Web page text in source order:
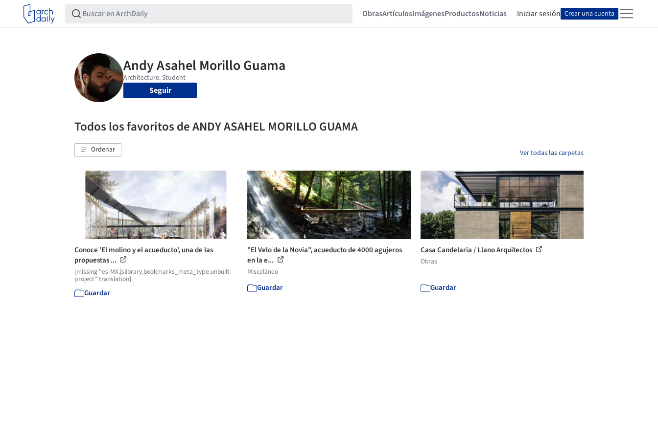
ObrasArtículosImágenesProductosNoticias Iniciar sesión Crear una cuenta
Seguir
Todos los favoritos de ANDY ASAHEL MORILLO GUAMA
Ordenar Ver todas las carpetas
Conoce 'El molino y el acueducto', una de las
propuestas ...
[missing "es-MX.jslibrary.bookmarks_meta_type.unbuilt-
project" translation]
Guardar
"El Velo de la Novia", acueducto de 4000 agujeros
en la e...
Misceláneo
Guardar
Casa Candelaria / Llano Arquitectos
Obras
Guardar